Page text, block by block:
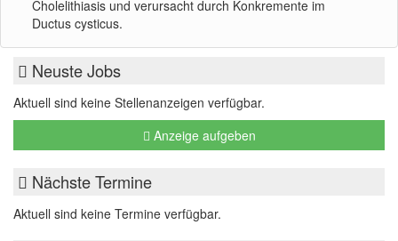
Cholelithiasis und verursacht durch Konkremente im
Ductus cysticus.
Neuste Jobs
Aktuell sind keine Stellenanzeigen verfügbar.
Anzeige aufgeben
Nächste Termine
Aktuell sind keine Termine verfügbar.